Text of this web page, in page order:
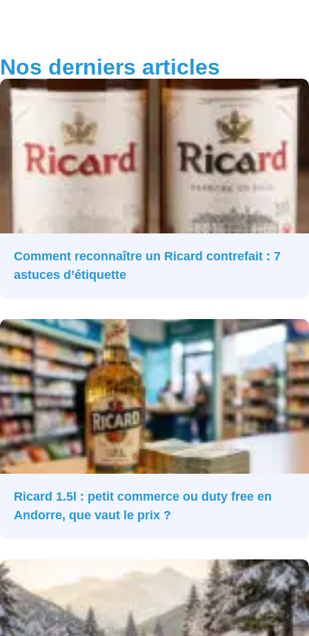
Nos derniers articles
Comment reconnaître un Ricard contrefait : 7
astuces d’étiquette
Ricard 1.5l : petit commerce ou duty free en
Andorre, que vaut le prix ?